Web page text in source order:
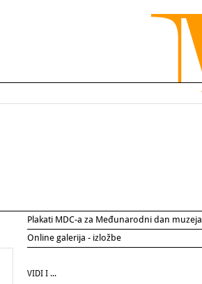
Plakati MDC-a za Međunarodni dan muzeja
Online galerija - izložbe
VIDI I ...